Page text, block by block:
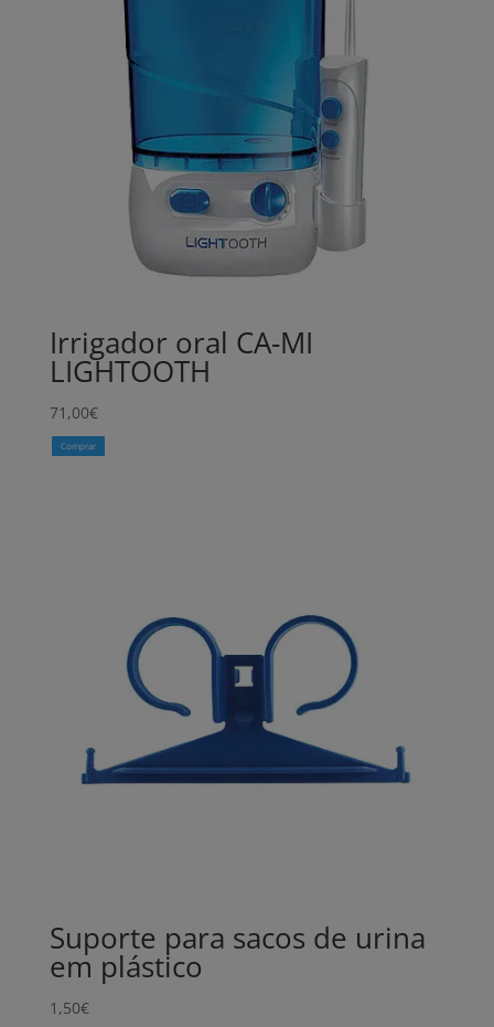
Irrigador oral CA-MI
LIGHTOOTH
71,00€
Comprar
Suporte para sacos de urina
em plástico
1,50€